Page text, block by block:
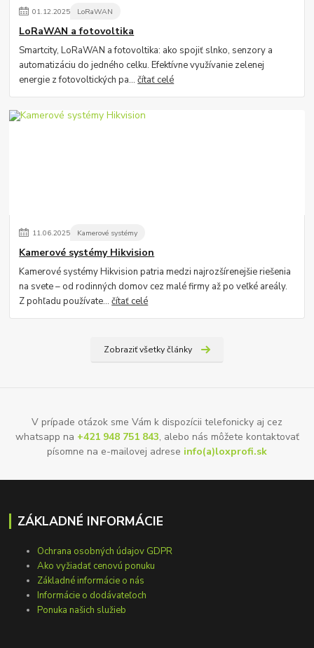
01.12.2025 LoRaWAN
LoRaWAN a fotovoltika
Smartcity, LoRaWAN a fotovoltika: ako spojiť slnko, senzory a
automatizáciu do jedného celku. Efektívne využívanie zelenej
energie z fotovoltických pa...čítať celé
11.06.2025 Kamerové systémy
Kamerové systémy Hikvision
Kamerové systémy Hikvision patria medzi najrozšírenejšie riešenia
na svete – od rodinných domov cez malé firmy až po veľké areály.
Z pohľadu používate...čítať celé
Zobraziť všetky články
V prípade otázok sme Vám k dispozícii telefonicky aj cez
whatsapp na +421 948 751 843, alebo nás môžete kontaktovať
písomne na e-mailovej adrese info(a)loxprofi.sk
ZÁKLADNÉ INFORMÁCIE
Ochrana osobných údajov GDPR
Ako vyžiadať cenovú ponuku
Základné informácie o nás
Informácie o dodávateľoch
Ponuka našich služieb